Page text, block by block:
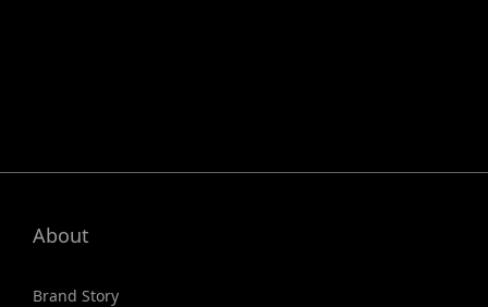
About
Brand Story